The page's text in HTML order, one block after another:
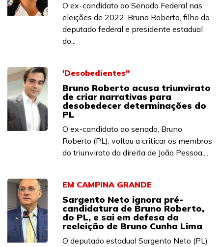
O ex-candidato ao Senado Federal nas
eleições de 2022, Bruno Roberto, filho do
deputado federal e presidente estadual
do...
'Desobedientes"
Bruno Roberto acusa triunvirato
de criar narrativas para
desobedecer determinações do
PL
O ex-candidato ao senado, Bruno
Roberto (PL), voltou a criticar os membros
do triunvirato da direita de João Pessoa....
EM CAMPINA GRANDE
Sargento Neto ignora pré-
candidatura de Bruno Roberto,
do PL, e sai em defesa da
reeleição de Bruno Cunha Lima
O deputado estadual Sargento Neto (PL)